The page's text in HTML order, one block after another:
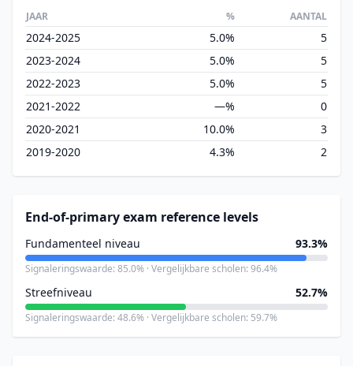
JAAR % AANTAL
2024-2025 5.0%
5
2023-2024
5.0%
5
2022-2023
5.0%
5
2021-2022
—%
0
2020-2021
10.0%
3
2019-2020
4.3% 2
End-of-primary exam reference levels
Fundamenteel niveau 93.3%
Signaleringswaarde: 85.0% · Vergelijkbare scholen: 96.4%
Streefniveau 52.7%
Signaleringswaarde: 48.6% · Vergelijkbare scholen: 59.7%